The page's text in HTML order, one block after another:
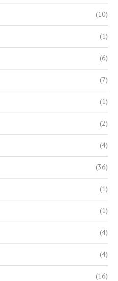
(10)
(1)
(6)
(7)
(1)
(2)
(4)
(36)
(1)
(1)
(4)
(4)
(16)